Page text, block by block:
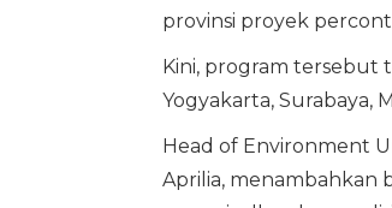
provinsi proyek
Kini, program tersebut
Yogyakarta, Surabaya,
Head of Environment
Aprilia, menambahkan